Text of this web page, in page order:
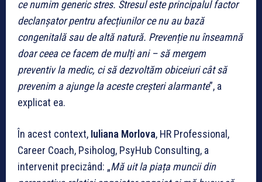
ce numim generic stres. Stresul este principalul factor
declanșator pentru afecțiunilor ce nu au bază
congenitală sau de altă natură. Prevenție nu înseamnă
doar ceea ce facem de mulți ani – să mergem
preventiv la medic, ci să dezvoltăm obiceiuri cât să
prevenim a ajunge la aceste creșteri alarmante”, a
explicat ea.
În acest context, Iuliana Morlova, HR Professional,
Career Coach, Psiholog, PsyHub Consulting, a
intervenit precizând: „Mă uit la piața muncii din